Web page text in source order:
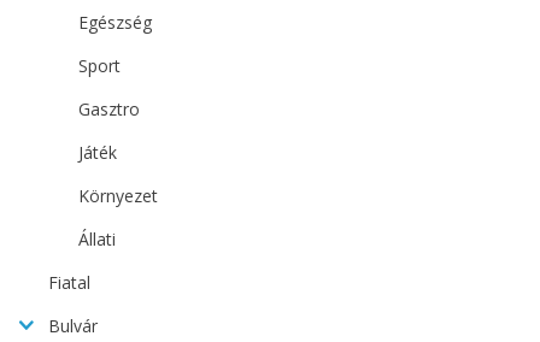
Egészség
Sport
Gasztro
Játék
Környezet
Állati
Fiatal
Bulvár